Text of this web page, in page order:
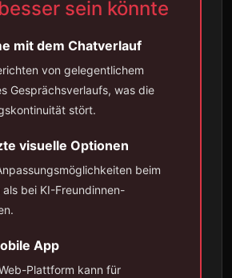
sein könnte
mit dem Chatverlauf
von gelegentlichem
Gesprächsverlaufs, was die
stört.
visuelle Optionen
beim
als bei KI-Freundinnen-
App
Plattform kann für